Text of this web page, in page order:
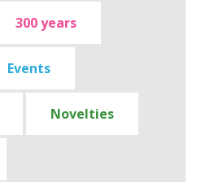
300 years
Events
Novelties